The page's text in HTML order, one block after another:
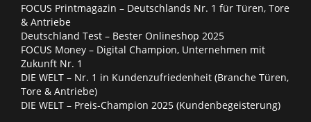
FOCUS Printmagazin – Deutschlands Nr. 1 für Türen, Tore
& Antriebe
Deutschland Test – Bester Onlineshop 2025
FOCUS Money – Digital Champion, Unternehmen mit
Zukunft Nr. 1
DIE WELT – Nr. 1 in Kundenzufriedenheit (Branche Türen,
Tore & Antriebe)
DIE WELT – Preis-Champion 2025 (Kundenbegeisterung)